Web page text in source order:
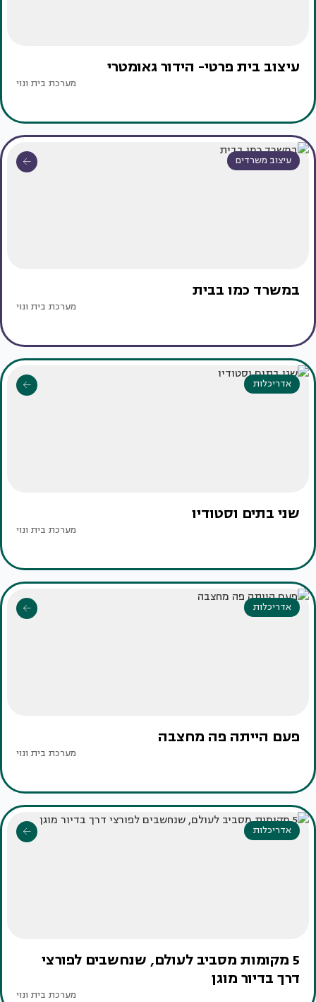
עיצוב בית פרטי- הידור גאומטרי
מערכת בית ונוי
עיצוב משרדים
במשרד כמו בבית
מערכת בית ונוי
אדריכלות
שני בתים וסטודיו
מערכת בית ונוי
אדריכלות
פעם הייתה פה מחצבה
מערכת בית ונוי
אדריכלות
5 מקומות מסביב לעולם, שנחשבים לפורצי
דרך בדיור מוגן
מערכת בית ונוי